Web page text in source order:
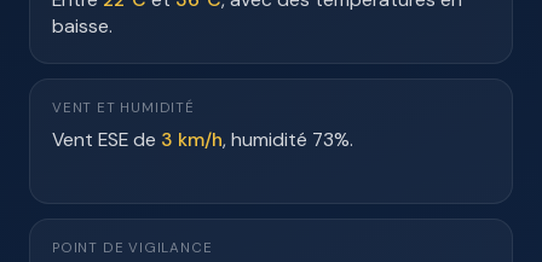
baisse.
VENT ET HUMIDITÉ
Vent ESE de 3 km/h, humidité 73%.
POINT DE VIGILANCE